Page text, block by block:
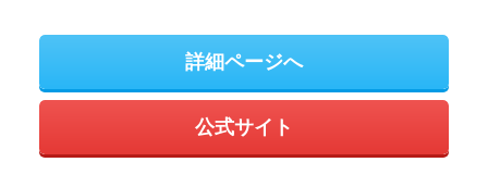
詳細ページへ
公式サイト